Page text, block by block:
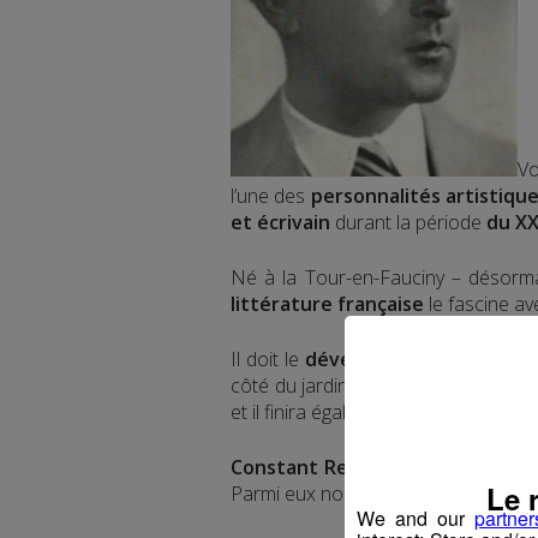
l’une des personnalités
et écrivain durant la période du
Né à la Tour-en-Fauciny –
littérature française le fascine
Il doit le développement
côté du jardin et en plein milieu
et il finira également par peindre des
Constant Rey-Millet
Parmi eux nous comptons par
We and our Le